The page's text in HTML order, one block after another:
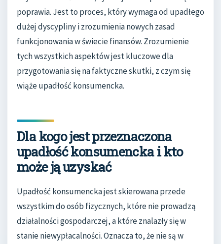
poprawia. Jest to proces, który wymaga od upadłego
dużej dyscypliny i zrozumienia nowych zasad
funkcjonowania w świecie finansów. Zrozumienie
tych wszystkich aspektów jest kluczowe dla
przygotowania się na faktyczne skutki, z czym się
wiąże upadłość konsumencka.
Dla kogo jest przeznaczona
upadłość konsumencka i kto
może ją uzyskać
Upadłość konsumencka jest skierowana przede
wszystkim do osób fizycznych, które nie prowadzą
działalności gospodarczej, a które znalazły się w
stanie niewypłacalności. Oznacza to, że nie są w